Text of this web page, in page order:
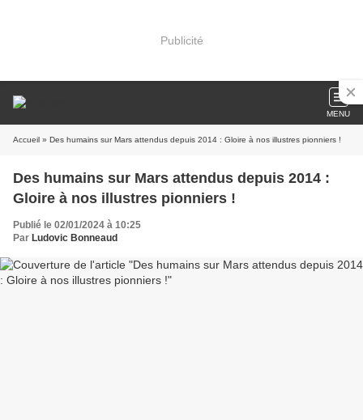
Publicité
MENU
Accueil » Des humains sur Mars attendus depuis 2014 : Gloire à nos illustres pionniers !
Des humains sur Mars attendus depuis 2014 :
Gloire à nos illustres pionniers !
Publié le 02/01/2024 à 10:25
Par Ludovic Bonneaud